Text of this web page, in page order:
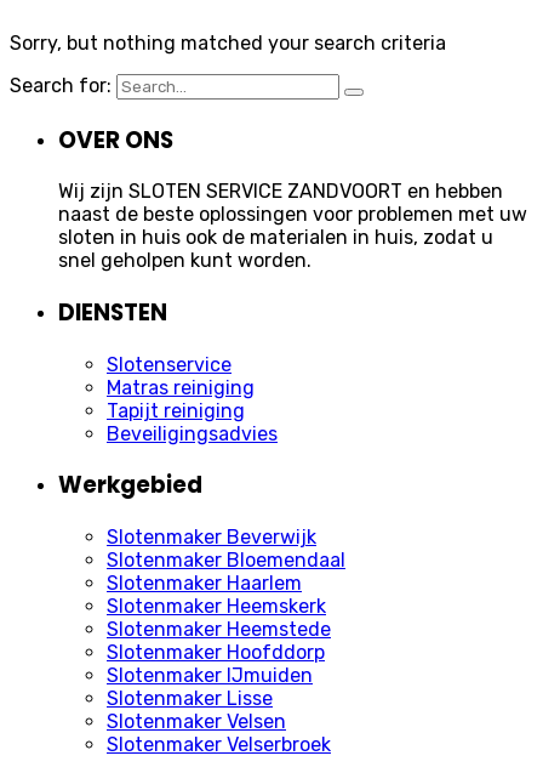
Sorry, but nothing matched your search criteria
Search for:
OVER ONS
Wij zijn SLOTEN SERVICE ZANDVOORT en hebben
naast de beste oplossingen voor problemen met uw
sloten in huis ook de materialen in huis, zodat u
snel geholpen kunt worden.
DIENSTEN
Slotenservice
Matras reiniging
Tapijt reiniging
Beveiligingsadvies
Werkgebied
Slotenmaker Beverwijk
Slotenmaker Bloemendaal
Slotenmaker Haarlem
Slotenmaker Heemskerk
Slotenmaker Heemstede
Slotenmaker Hoofddorp
Slotenmaker IJmuiden
Slotenmaker Lisse
Slotenmaker Velsen
Slotenmaker Velserbroek